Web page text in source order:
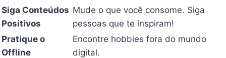
Siga Conteúdos
Positivos
Mude o que você consome. Siga
pessoas que te inspiram!
Pratique o
Offline
Encontre hobbies fora do mundo
digital.